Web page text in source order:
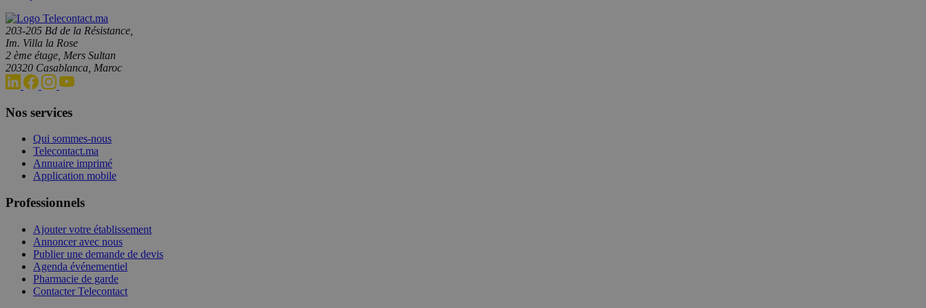
203-205 Bd de la Résistance,
Im. Villa la Rose
2 ème étage, Mers Sultan
20320 Casablanca, Maroc
Nos services
Qui sommes-nous
Telecontact.ma
Annuaire imprimé
Application mobile
Professionnels
Ajouter votre établissement
Annoncer avec nous
Publier une demande de devis
Agenda événementiel
Pharmacie de garde
Contacter Telecontact